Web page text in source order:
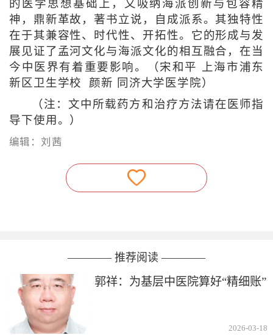
的医学思想基础上，又吸纳海派创新与包容精
神，鼎新革故，著书立说，自成派系。其独特性
在于其兼容性、时代性、开拓性。它的形成与发
展见证了孟河文化与海派文化的相互融合，在当
今中医界有着重要影响。（宋和平 上海市浦东
新区卫生学校 颜新 同济大学医学院）
（注：文中所载药方和治疗方法请在医师指
导下使用。）
编辑：刘茜
———— 推荐阅读 ————
郭祥：为基层中医院算好“精细账”
2026-03-18